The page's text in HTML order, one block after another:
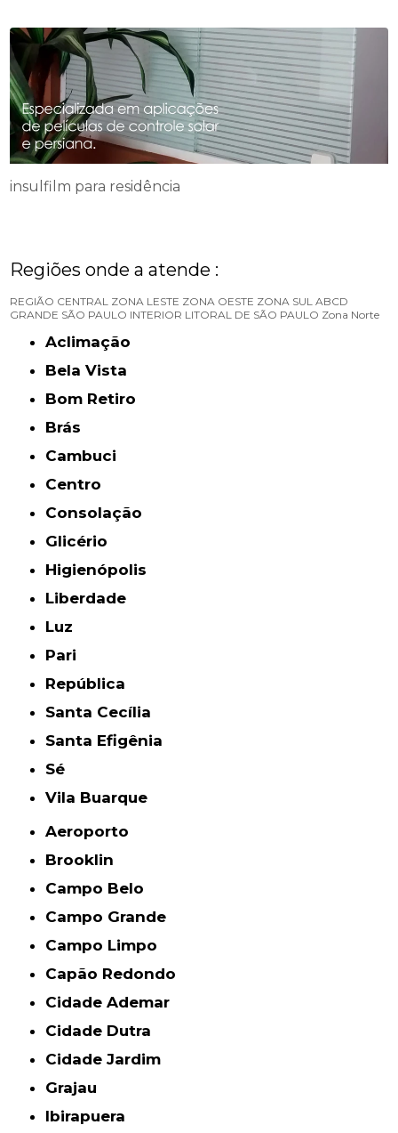
insulfilm para residência
Regiões onde a atende :
REGIÃO CENTRAL ZONA LESTE ZONA OESTE ZONA SUL ABCD
GRANDE SÃO PAULO INTERIOR LITORAL DE SÃO PAULO Zona Norte
Aclimação
Bela Vista
Bom Retiro
Brás
Cambuci
Centro
Consolação
Glicério
Higienópolis
Liberdade
Luz
Pari
República
Santa Cecília
Santa Efigênia
Sé
Vila Buarque
Aeroporto
Brooklin
Campo Belo
Campo Grande
Campo Limpo
Capão Redondo
Cidade Ademar
Cidade Dutra
Cidade Jardim
Grajau
Ibirapuera